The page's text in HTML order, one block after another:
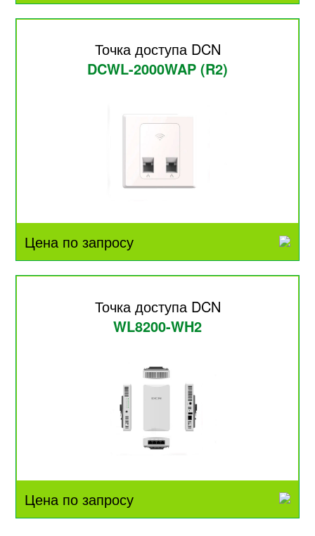
Точка доступа DCN
DCWL-2000WAP (R2)
Цена по запросу
Точка доступа DCN
WL8200-WH2
Цена по запросу